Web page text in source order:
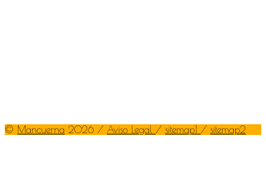
© Mancuerna 2026 / Aviso Legal / sitemap1 / sitemap2